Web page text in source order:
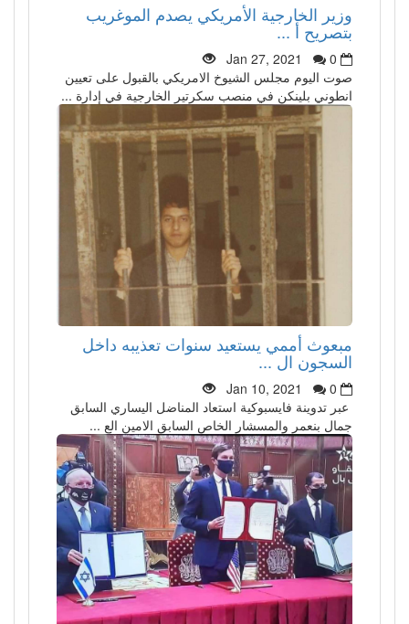
وزير الخارجية الأمريكي يصدم الموغريب
بتصريح أ ...
Jan 27, 2021
0
صوت اليوم مجلس الشيوخ الامريكي بالقبول على تعيين
انطوني بلينكن في منصب سكرتير الخارجية في إدارة ...
مبعوث أممي يستعيد سنوات تعذيبه داخل
السجون ال ...
Jan 10, 2021
0
عبر تدوينة فايسبوكية استعاد المناضل اليساري السابق
جمال بنعمر والمسشار الخاص السابق الامين الع ...